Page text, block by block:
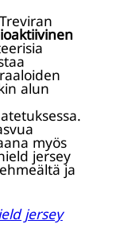
alun
myös
jersey
ja
jersey